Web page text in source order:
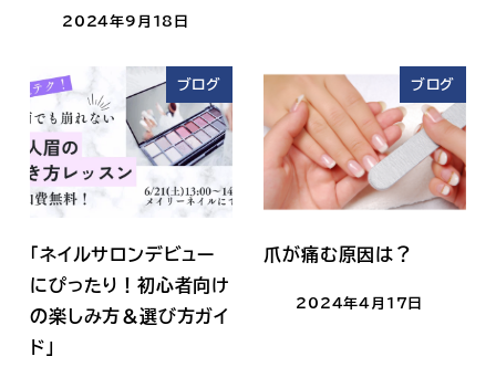
2024年9月18日
ブログ
「ネイルサロンデビュー
にぴったり！初心者向け
の楽しみ方＆選び方ガイ
ド」
ブログ
爪が痛む原因は？
2024年4月17日